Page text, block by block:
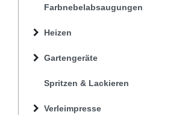
Farbnebelabsaugungen
Heizen
Gartengeräte
Spritzen & Lackieren
Verleimpresse